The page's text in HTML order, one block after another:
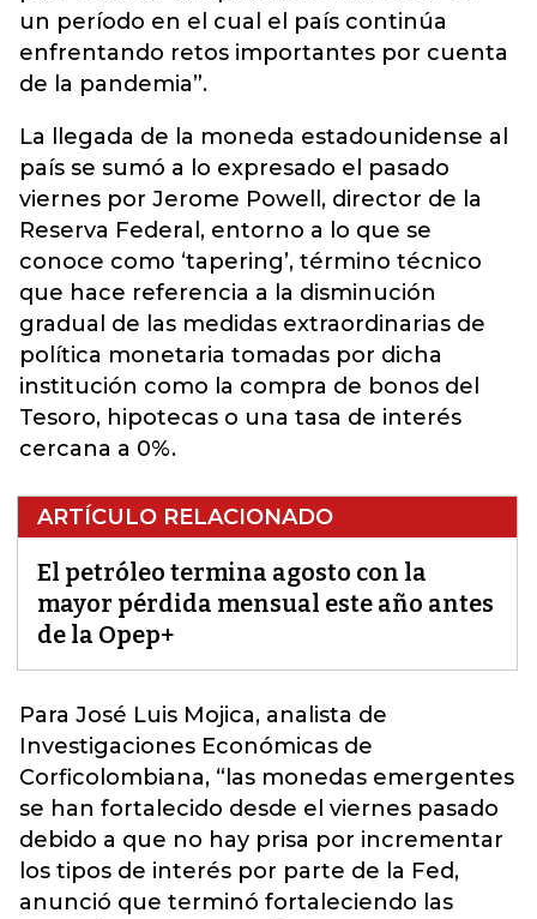
un período en el cual el país continúa
enfrentando retos importantes por cuenta
de la pandemia”.
La llegada de la moneda estadounidense al
país se sumó a lo expresado el pasado
viernes por Jerome Powell, director de la
Reserva Federal, entorno a lo que se
conoce como ‘tapering’, término técnico
que hace referencia a la disminución
gradual de las medidas extraordinarias de
política monetaria tomadas por dicha
institución como la compra de bonos del
Tesoro, hipotecas o una tasa de interés
cercana a 0%.
ARTÍCULO RELACIONADO
El petróleo termina agosto con la
mayor pérdida mensual este año antes
de la Opep+
Para José Luis Mojica, analista de
Investigaciones Económicas de
Corficolombiana, “las monedas emergentes
se han fortalecido desde el viernes pasado
debido a que no hay prisa por incrementar
los tipos de interés por parte de la Fed,
anunció que terminó fortaleciendo las